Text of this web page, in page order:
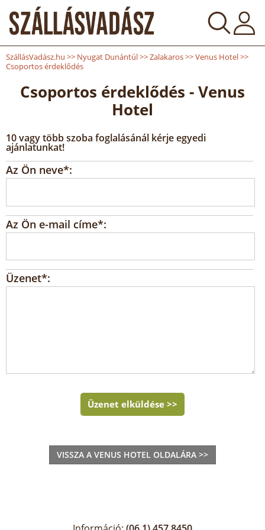
SzállásVadász.hu >> Nyugat Dunántúl>>Zalakaros>>Venus Hotel>>
Csoportos érdeklődés
Csoportos érdeklődés - Venus
Hotel
10 vagy több szoba foglalásánál kérje egyedi
ajánlatunkat!
Az Ön neve*:
Az Ön e-mail címe*:
Üzenet*:
Üzenet elküldése >>
VISSZA A VENUS HOTEL OLDALÁRA >>